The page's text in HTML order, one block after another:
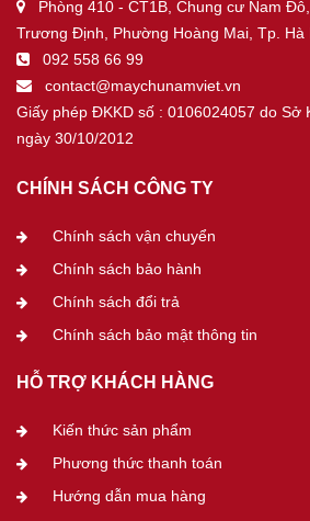
Phòng 410 - CT1B, Chung cư Nam
Trương Định, Phường Hoàng Mai, Tp. Hà
092 558 66 99
contact@maychunamviet.vn
Giấy phép ĐKKD số : 0106024057 do Sở
ngày 30/10/2012
CHÍNH SÁCH CÔNG TY
Chính sách vận chuyển
Chính sách bảo hành
Chính sách đổi trả
Chính sách bảo mật thông tin
HỖ TRỢ KHÁCH HÀNG
Kiến thức sản phẩm
Phương thức thanh toán
Hướng dẫn mua hàng